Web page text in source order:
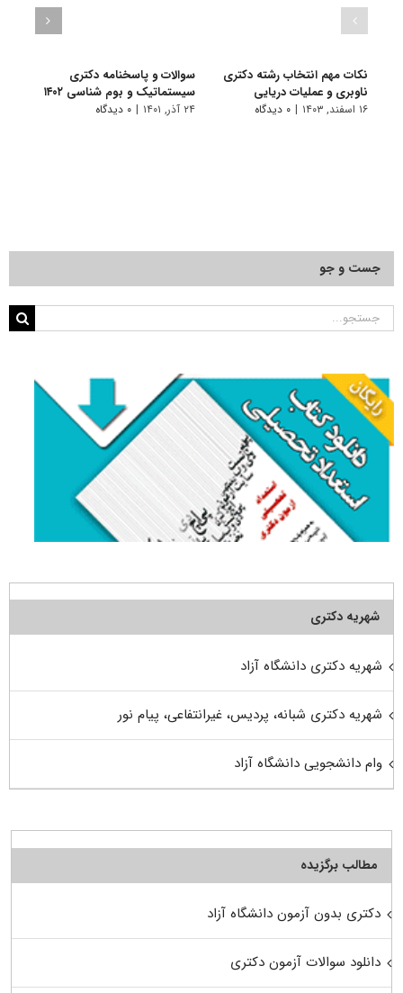
نکات مهم انتخاب رشته دکتری
ناوبری و عملیات دریایی
۱۶ اسفند, ۱۴۰۳ | ۰ دیدگاه
سوالات و پاسخنامه دکتری
سیستماتیک و بوم شناسی ۱۴۰۲
۲۴ آذر, ۱۴۰۱ | ۰ دیدگاه
جست و جو
جستجو
شهریه دکتری
شهریه دکتری دانشگاه آزاد
شهریه دکتری شبانه، پردیس، غیرانتفاعی، پیام نور
وام دانشجویی دانشگاه آزاد
مطالب برگزیده
دکتری بدون آزمون دانشگاه آزاد
دانلود سوالات آزمون دکتری